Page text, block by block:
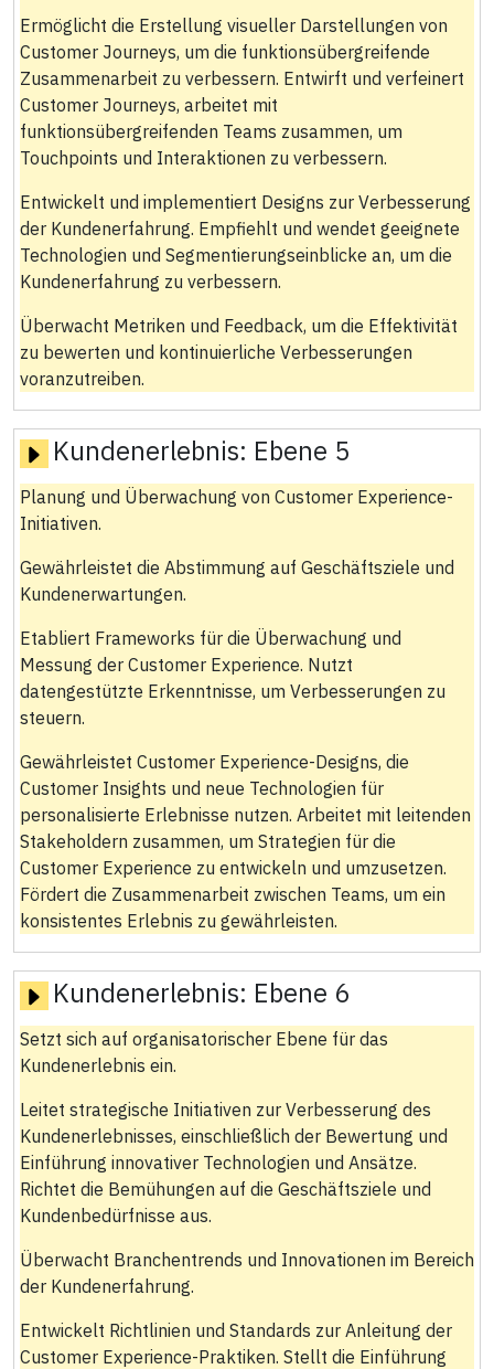
Ermöglicht die Erstellung visueller Darstellungen von
Customer Journeys, um die funktionsübergreifende
Zusammenarbeit zu verbessern. Entwirft und verfeinert
Customer Journeys, arbeitet mit
funktionsübergreifenden Teams zusammen, um
Touchpoints und Interaktionen zu verbessern.
Entwickelt und implementiert Designs zur Verbesserung
der Kundenerfahrung. Empfiehlt und wendet geeignete
Technologien und Segmentierungseinblicke an, um die
Kundenerfahrung zu verbessern.
Überwacht Metriken und Feedback, um die Effektivität
zu bewerten und kontinuierliche Verbesserungen
voranzutreiben.
Kundenerlebnis: Ebene 5
Planung und Überwachung von Customer Experience-
Initiativen.
Gewährleistet die Abstimmung auf Geschäftsziele und
Kundenerwartungen.
Etabliert Frameworks für die Überwachung und
Messung der Customer Experience. Nutzt
datengestützte Erkenntnisse, um Verbesserungen zu
steuern.
Gewährleistet Customer Experience-Designs, die
Customer Insights und neue Technologien für
personalisierte Erlebnisse nutzen. Arbeitet mit leitenden
Stakeholdern zusammen, um Strategien für die
Customer Experience zu entwickeln und umzusetzen.
Fördert die Zusammenarbeit zwischen Teams, um ein
konsistentes Erlebnis zu gewährleisten.
Kundenerlebnis: Ebene 6
Setzt sich auf organisatorischer Ebene für das
Kundenerlebnis ein.
Leitet strategische Initiativen zur Verbesserung des
Kundenerlebnisses, einschließlich der Bewertung und
Einführung innovativer Technologien und Ansätze.
Richtet die Bemühungen auf die Geschäftsziele und
Kundenbedürfnisse aus.
Überwacht Branchentrends und Innovationen im Bereich
der Kundenerfahrung.
Entwickelt Richtlinien und Standards zur Anleitung der
Customer Experience-Praktiken. Stellt die Einführung